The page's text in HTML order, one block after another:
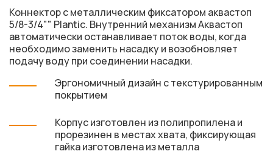
Коннектор c металлическим фиксатором аквастоп
5/8-3/4"" Plantic. Внутренний механизм Аквастоп
автоматически останавливает поток воды, когда
необходимо заменить насадку и возобновляет
подачу воду при соединении насадки.
Эргономичный дизайн с текстурированным
покрытием
Корпус изготовлен из полипропилена и
прорезинен в местах хвата, фиксирующая
гайка изготовлена из металла